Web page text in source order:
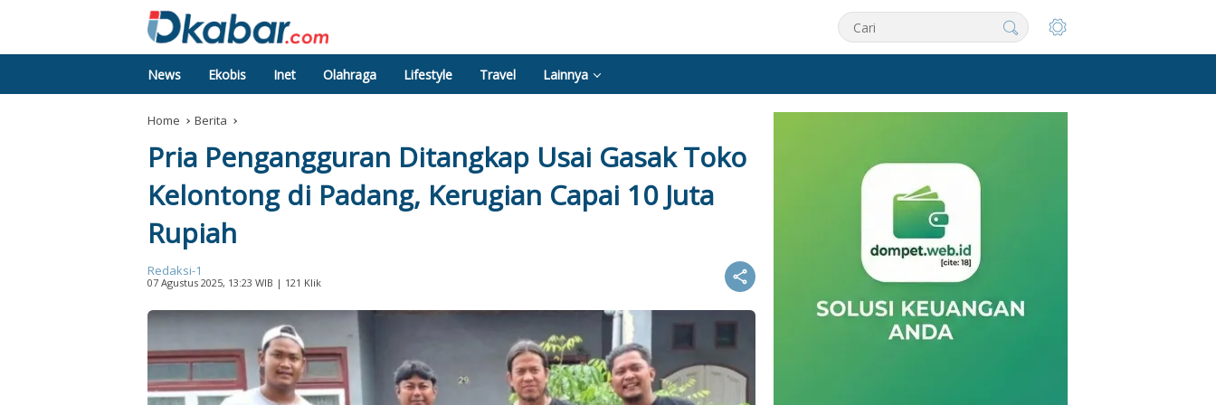
News Ekobis Inet Olahraga Lifestyle Travel Lainnya
Home Berita
Pria Pengangguran Ditangkap Usai Gasak Toko
Kelontong di Padang, Kerugian Capai 10 Juta
Rupiah
Redaksi-1
07 Agustus 2025, 13:23 WIB | 121 Klik